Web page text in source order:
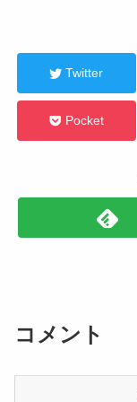
Twitter
Pocket
コメント